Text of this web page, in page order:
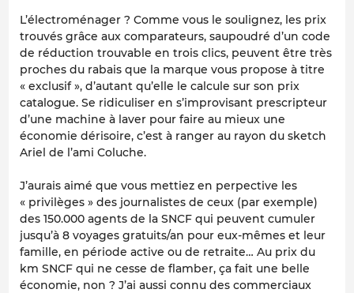
L’électroménager ? Comme vous le soulignez, les prix
trouvés grâce aux comparateurs, saupoudré d’un code
de réduction trouvable en trois clics, peuvent être très
proches du rabais que la marque vous propose à titre
« exclusif », d’autant qu’elle le calcule sur son prix
catalogue. Se ridiculiser en s’improvisant prescripteur
d’une machine à laver pour faire au mieux une
économie dérisoire, c’est à ranger au rayon du sketch
Ariel de l’ami Coluche.
J’aurais aimé que vous mettiez en perpective les
« privilèges » des journalistes de ceux (par exemple)
des 150.000 agents de la SNCF qui peuvent cumuler
jusqu’à 8 voyages gratuits/an pour eux-mêmes et leur
famille, en période active ou de retraite… Au prix du
km SNCF qui ne cesse de flamber, ça fait une belle
économie, non ? J’ai aussi connu des commerciaux